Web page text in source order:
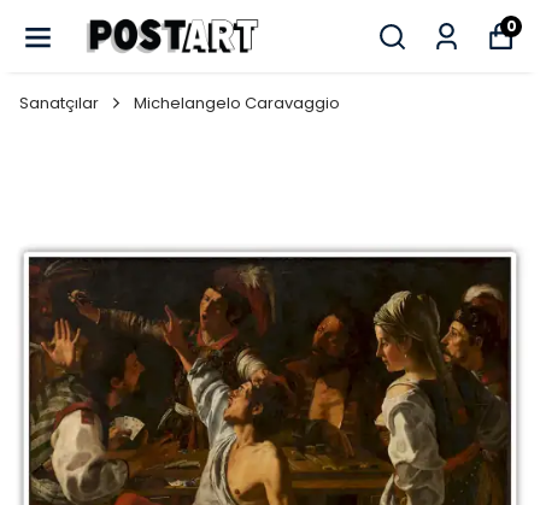
0
Sanatçılar Michelangelo Caravaggio